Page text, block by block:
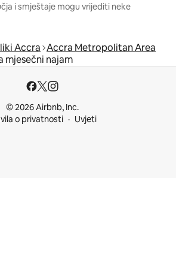
i smještaje mogu vrijediti neke
Accra Accra Metropolitan Area
mjesečni najam
© 2026 Airbnb, Inc.
o privatnosti
Uvjeti